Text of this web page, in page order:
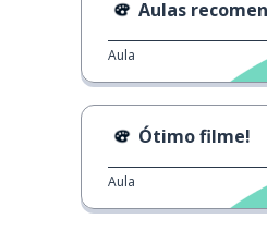
Aulas
Aula
Ótimo filme!
Aula